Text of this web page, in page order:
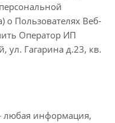
Пользователях Веб-
Оператор ИП
ул. Гагарина д.23, кв.
информация,